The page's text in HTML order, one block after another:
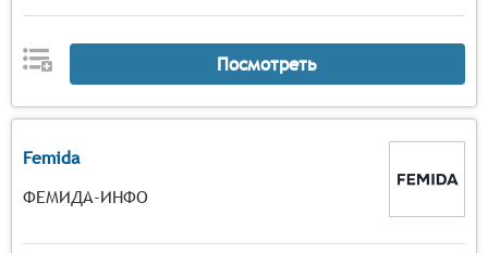
Посмотреть
Femida
ФЕМИДА-ИНФО